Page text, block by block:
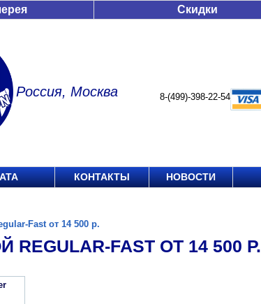
Скидки
Россия, Москва 8-(499)-398-22-54
КОНТАКТЫ НОВОСТИ
Fast от 14 500 р.
REGULAR-FAST ОТ 14 500 Р.